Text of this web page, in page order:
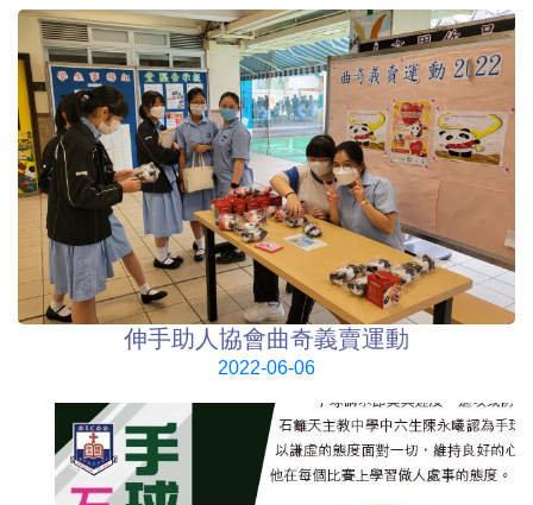
伸手助人協會曲奇義賣運動
2022-06-06